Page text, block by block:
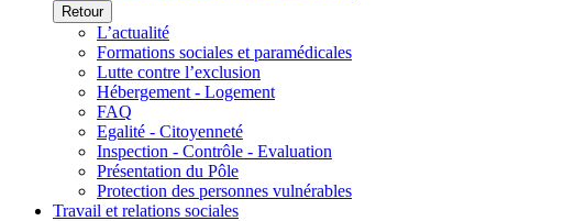
Retour
L’actualité
Formations sociales et paramédicales
Lutte contre l’exclusion
Hébergement - Logement
FAQ
Egalité - Citoyenneté
Inspection - Contrôle - Evaluation
Présentation du Pôle
Protection des personnes vulnérables
Travail et relations sociales